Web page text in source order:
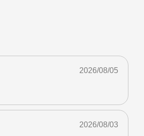
2026/08/05
2026/08/03